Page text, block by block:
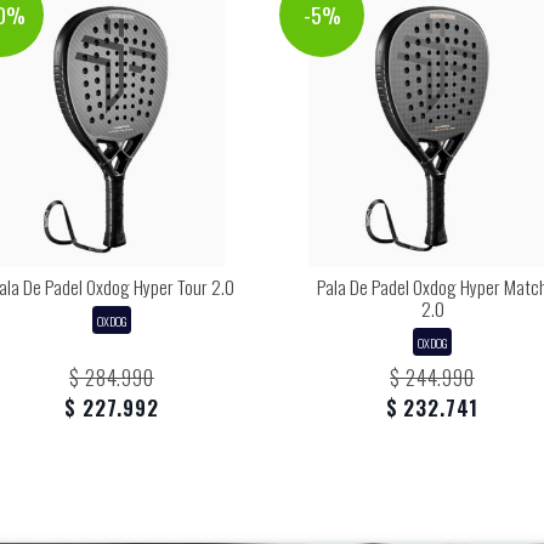
De Padel Oxdog Hyper Tour 2.0
OXDOG
$ 284.990
$ 227.992
-5%
Pala De Padel Oxdog Hyper
2.0
OXDOG
$ 244.990
$ 232.741